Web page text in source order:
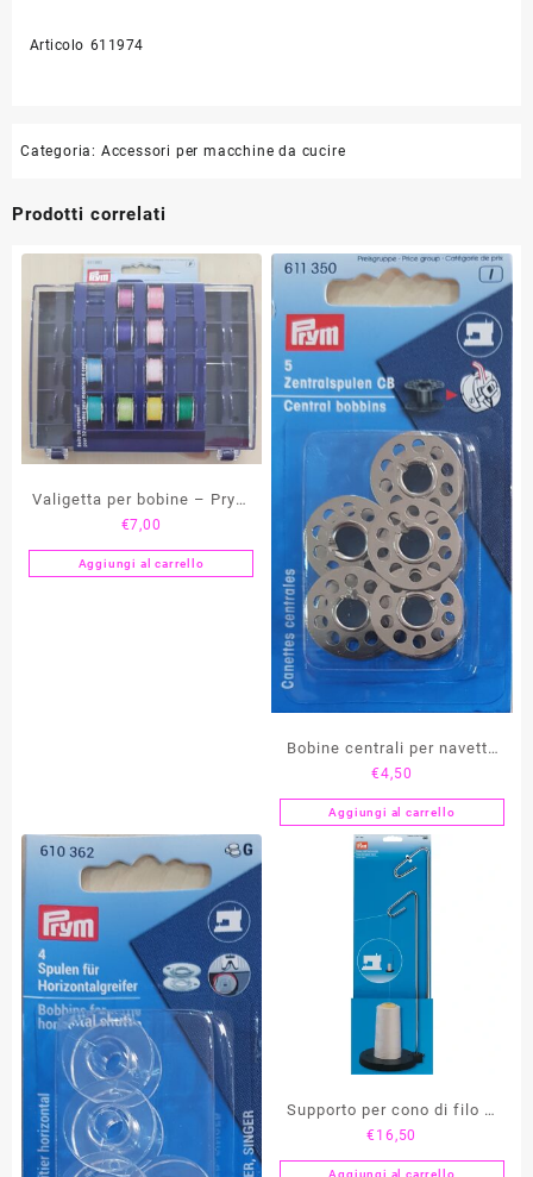
Articolo 611974
Categoria: Accessori per macchine da cucire
Prodotti correlati
Valigetta per bobine – Prym
611980
€7,00
Aggiungi al carrello
Bobine centrali per navetta
CB – Prym 611350
€4,50
Aggiungi al carrello
Supporto per cono di filo –
Prym 611769
€ 16,50
Aggiungi al carrello